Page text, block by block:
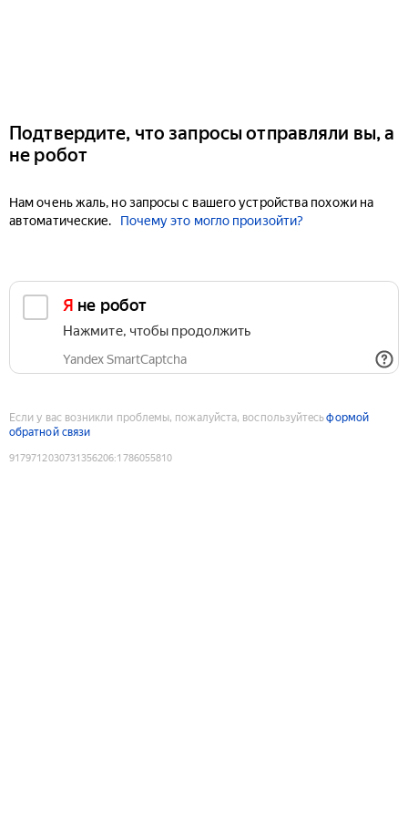
Подтвердите, что запросы отправляли вы, а
не робот
Нам очень жаль, но запросы с вашего устройства похожи на
автоматические.
Почему это могло произойти?
Я не робот
Нажмите, чтобы продолжить
Yandex SmartCaptcha
Если у вас возникли проблемы, пожалуйста, воспользуйтесьформой
обратной связи
9179712030731356206:1786055810